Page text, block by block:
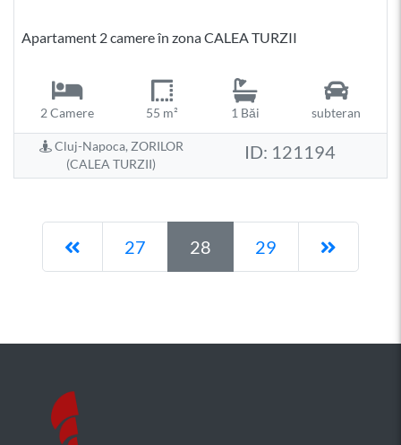
Apartament 2 camere în zona CALEA TURZII
2 Camere 55 m² 1 Băi subteran
Cluj-Napoca, ZORILOR
(CALEA TURZII)
ID: 121194
Pagina anterioară
27 28 29